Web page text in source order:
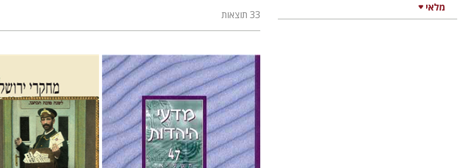
מלאי
33 תוצאות
אורה לימור איתמר גרינולד
גלית
חזן-רוקם
תמר אלכסנדר-פריזר
חזן-רוקם
הגר סלמון